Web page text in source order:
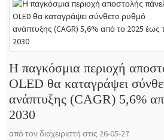
Η παγκόσμια περιοχή
OLED θα καταγράψει
ανάπτυξης (CAGR) 5,6%
2030
από τον διαχειριστή στις 26-05-27